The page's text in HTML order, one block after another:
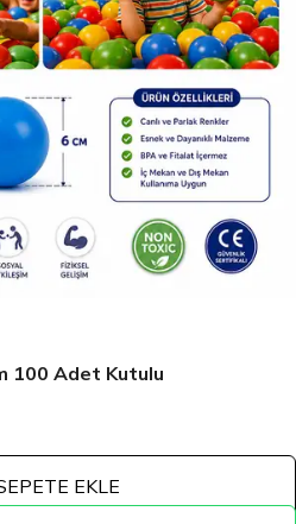
100 Adet Kutulu
EKLE